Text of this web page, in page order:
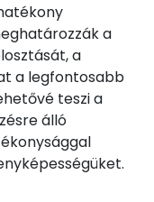
a
a
a legfontosabb
teszi a
álló